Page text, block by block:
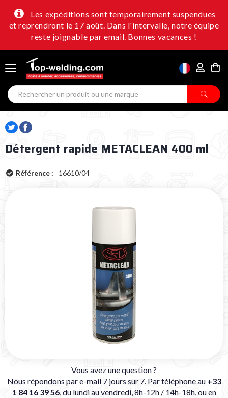
Les expéditions sont temporairement suspendues
et reprendront le 17 août. Dans l'intervalle, notre équipe
reste joignable par email. Bonnes vacances !
Détergent rapide METACLEAN 400 ml
Référence : 16610/04
Vous avez une question ?
Nous répondons par e-mail 7 jours sur 7. Par téléphone au +33
1 84 16 39 56, du lundi au vendredi, 8h-12h / 14h-18h, ou en